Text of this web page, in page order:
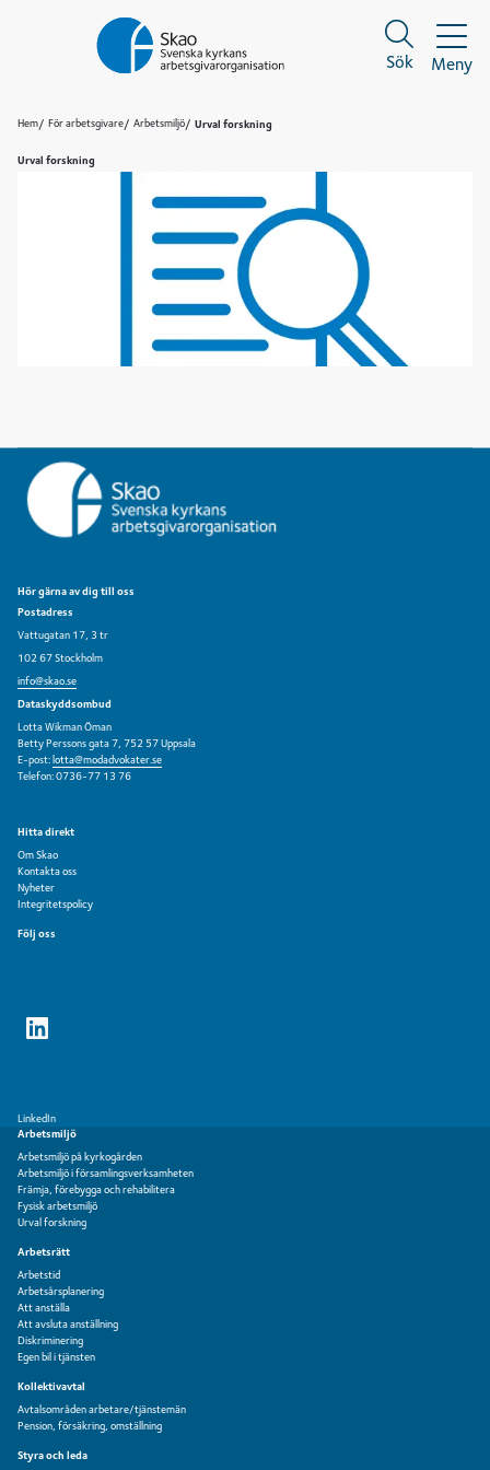
Sök Meny
Hem För arbetsgivare Arbetsmiljö Urval forskning
Urval forskning
Hör gärna av dig till oss
Postadress
Vattugatan 17, 3 tr
102 67 Stockholm
info@skao.se
Dataskyddsombud
Lotta Wikman Öman
Betty Perssons gata 7, 752 57 Uppsala
E-post: lotta@modadvokater.se
Telefon: 0736-77 13 76
Hitta direkt
Om Skao
Kontakta oss
Nyheter
Integritetspolicy
Följ oss
LinkedIn
Arbetsmiljö
Arbetsmiljö på kyrkogården
Arbetsmiljö i församlingsverksamheten
Främja, förebygga och rehabilitera
Fysisk arbetsmiljö
Urval forskning
Arbetsrätt
Arbetstid
Arbetsårsplanering
Att anställa
Att avsluta anställning
Diskriminering
Egen bil i tjänsten
Kollektivavtal
Avtalsområden arbetare/tjänstemän
Pension, försäkring, omställning
Styra och leda